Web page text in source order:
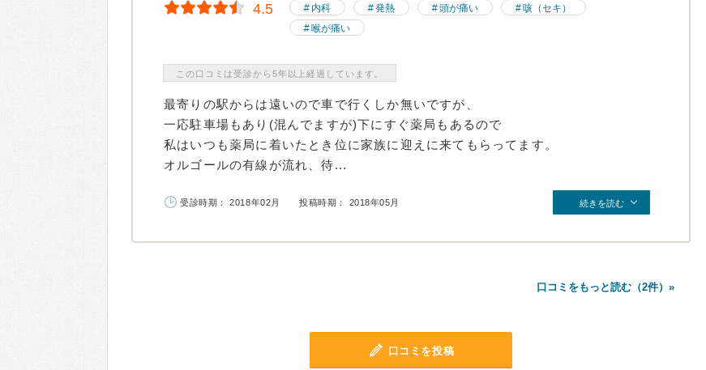
4.5 内科 発熱 頭が痛い
咳（セキ）
喉が痛い
この口コミは受診から5年以上経過しています。
最寄りの駅からは遠いので車で行くしか無いですが、
一応駐車場もあり(混んでますが)下にすぐ薬局もあるので
私はいつも薬局に着いたとき位に家族に迎えに来てもらってます。
オルゴールの有線が流れ、待...
受診時期： 2018年02月 投稿時期： 2018年05月 続きを読む
口コミをもっと読む（2件）»
口コミを投稿